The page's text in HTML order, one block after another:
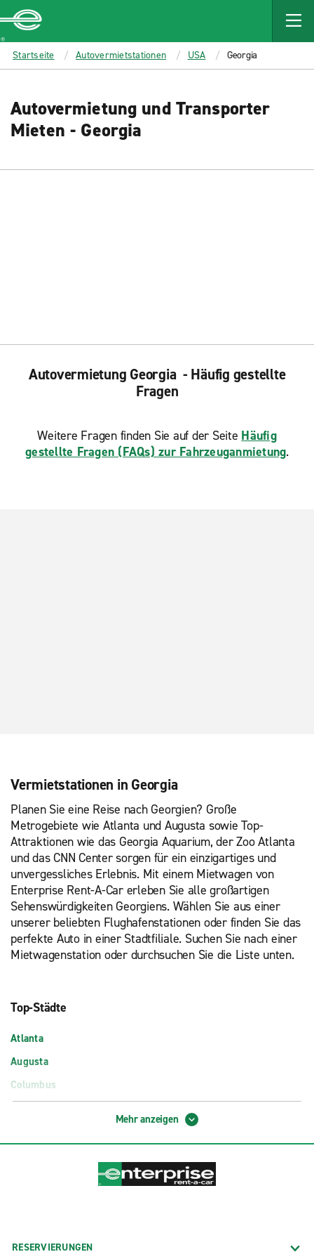
MAIN
CONTENT
Enterprise
Startseite Autovermietstationen USA Georgia
Autovermietung und Transporter
Mieten - Georgia
Autovermietung Georgia - Häufig gestellte
Fragen
Weitere Fragen finden Sie auf der Seite Häufig
gestellte Fragen (FAQs) zur Fahrzeuganmietung.
Vermietstationen in Georgia
Planen Sie eine Reise nach Georgien? Große
Metrogebiete wie Atlanta und Augusta sowie Top-
Attraktionen wie das Georgia Aquarium, der Zoo Atlanta
und das CNN Center sorgen für ein einzigartiges und
unvergessliches Erlebnis. Mit einem Mietwagen von
Enterprise Rent-A-Car erleben Sie alle großartigen
Sehenswürdigkeiten Georgiens. Wählen Sie aus einer
unserer beliebten Flughafenstationen oder finden Sie das
perfekte Auto in einer Stadtfiliale. Suchen Sie nach einer
Mietwagenstation oder durchsuchen Sie die Liste unten.
Top-Städte
Atlanta
Augusta
Columbus
Albany Southwest Georgia Reg. Flughafen (ABY)
Flughafen Augusta (AGS)
Mehr anzeigen
RESERVIERUNGEN